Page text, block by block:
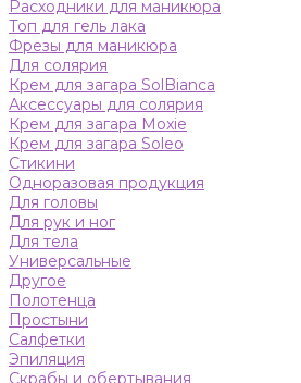
Расходники для маникюра
Топ для гель лака
Фрезы для маникюра
Для солярия
Крем для загара SolBianca
Аксессуары для солярия
Крем для загара Moxie
Крем для загара Soleo
Стикини
Одноразовая продукция
Для головы
Для рук и ног
Для тела
Универсальные
Другое
Полотенца
Простыни
Салфетки
Эпиляция
Скрабы и обертывания